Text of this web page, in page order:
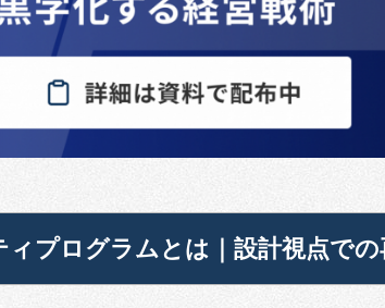
ィプログラムとは｜設計視点での